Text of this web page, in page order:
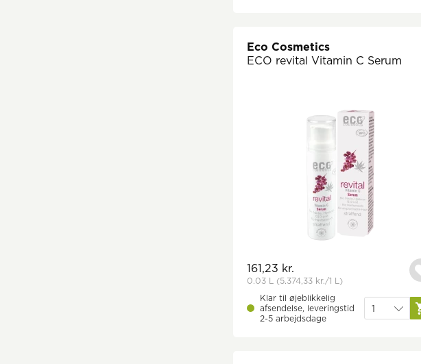
Eco Cosmetics
ECO revital Vitamin C Serum
161,23 kr.
0.03 L (5.374,33 kr./1 L)
Klar til øjeblikkelig
afsendelse, leveringstid
2-5 arbejdsdage